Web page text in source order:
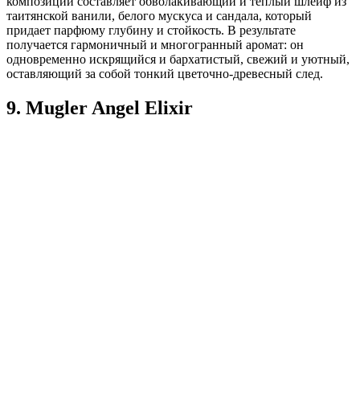
таитянской ванили, белого мускуса и сандала, который
придает парфюму глубину и стойкость. В результате
получается гармоничный и многогранный аромат: он
одновременно искрящийся и бархатистый, свежий и уютный,
оставляющий за собой тонкий цветочно-древесный след.
9. Mugler Angel Elixir